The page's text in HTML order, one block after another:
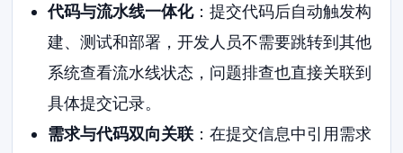
代码与流水线一体化：提交代码后自动触发构
建、测试和部署，开发人员不需要跳转到其他
系统查看流水线状态，问题排查也直接关联到
具体提交记录。
需求与代码双向关联：在提交信息中引用需求